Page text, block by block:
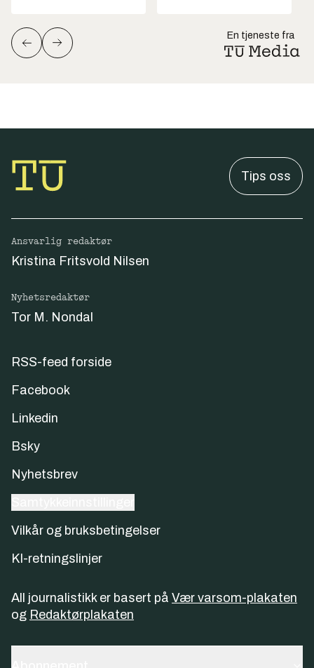
En tjeneste fra
Tips oss
Ansvarlig redaktør
Kristina Fritsvold Nilsen
Nyhetsredaktør
Tor M. Nondal
RSS-feed forside
Facebook
Linkedin
Bsky
Nyhetsbrev
Vilkår og bruksbetingelser
KI-retningslinjer
All journalistikk er basert på Vær varsom-plakaten
og Redaktørplakaten